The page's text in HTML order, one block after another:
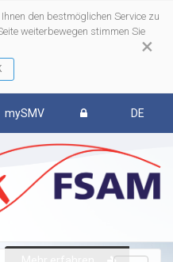
×
den bestmöglichen Service zu
weiterbewegen stimmen Sie
mySMV DE